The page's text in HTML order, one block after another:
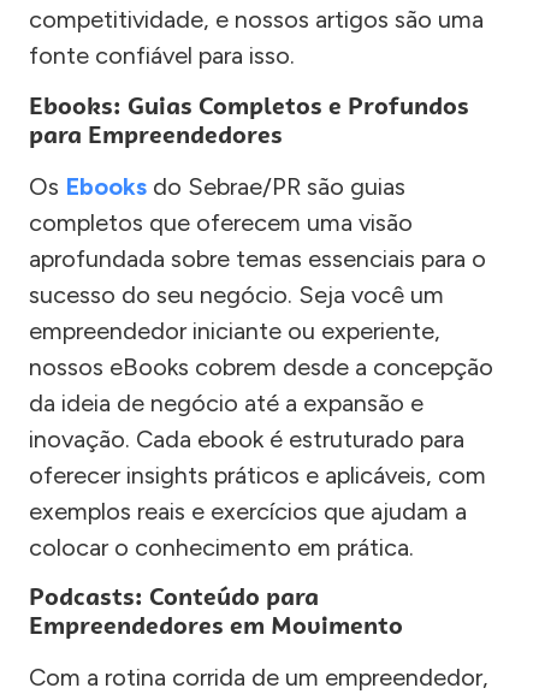
competitividade, e nossos artigos são uma
fonte confiável para isso.
Ebooks: Guias Completos e Profundos
para Empreendedores
Os Ebooks do Sebrae/PR são guias
completos que oferecem uma visão
aprofundada sobre temas essenciais para o
sucesso do seu negócio. Seja você um
empreendedor iniciante ou experiente,
nossos eBooks cobrem desde a concepção
da ideia de negócio até a expansão e
inovação. Cada ebook é estruturado para
oferecer insights práticos e aplicáveis, com
exemplos reais e exercícios que ajudam a
colocar o conhecimento em prática.
Podcasts: Conteúdo para
Empreendedores em Movimento
Com a rotina corrida de um empreendedor,